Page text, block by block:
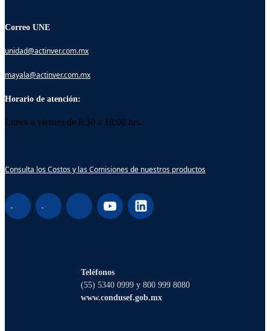
Correo UNE
unidad@actinver.com.mx
mayala@actinver.com.mx
Horario de atención:
Lunes a viernes de 8:30 a 18:00 hrs.
Consulta los Costos y las Comisiones de nuestros productos
Teléfonos
(55) 5340 0999 y 800 999 8080
www.condusef.gob.mx